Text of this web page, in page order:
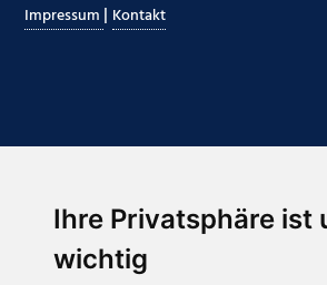
Ihre Privatsphäre ist
wichtig
Impressum | Kontakt
Abonnieren Sie unseren